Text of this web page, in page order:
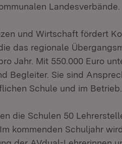
Landesverbände.
und Wirtschaft fördert
das regionale
Jahr. Mit 550.000 Euro
Begleiter. Sie sind
Schule und im Betrieb.
die Schulen 50
kommenden Schuljahr